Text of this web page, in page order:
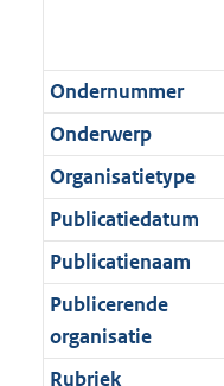
Ondernummer
Onderwerp
Organisatietype
Publicatiedatum
Publicatienaam
Publicerende
organisatie
Rubriek